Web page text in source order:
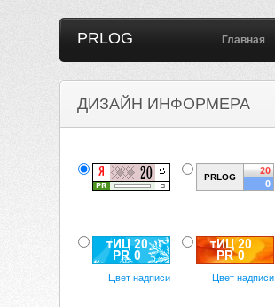
PRLOG Главная
ДИЗАЙН ИНФОРМЕРА
Цвет надписи Цвет надписи